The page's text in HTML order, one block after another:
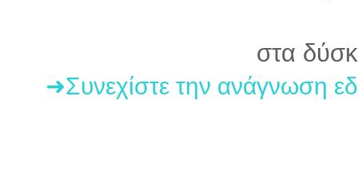
στα
➜Συνεχίστε την ανάγνωση